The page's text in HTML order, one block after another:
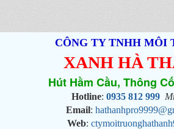
CÔNG TY TNHH MÔI
XANH HÀ
Hút Hầm Cầu, Thông
Hotline: 0935 812 999
Email:
Web: